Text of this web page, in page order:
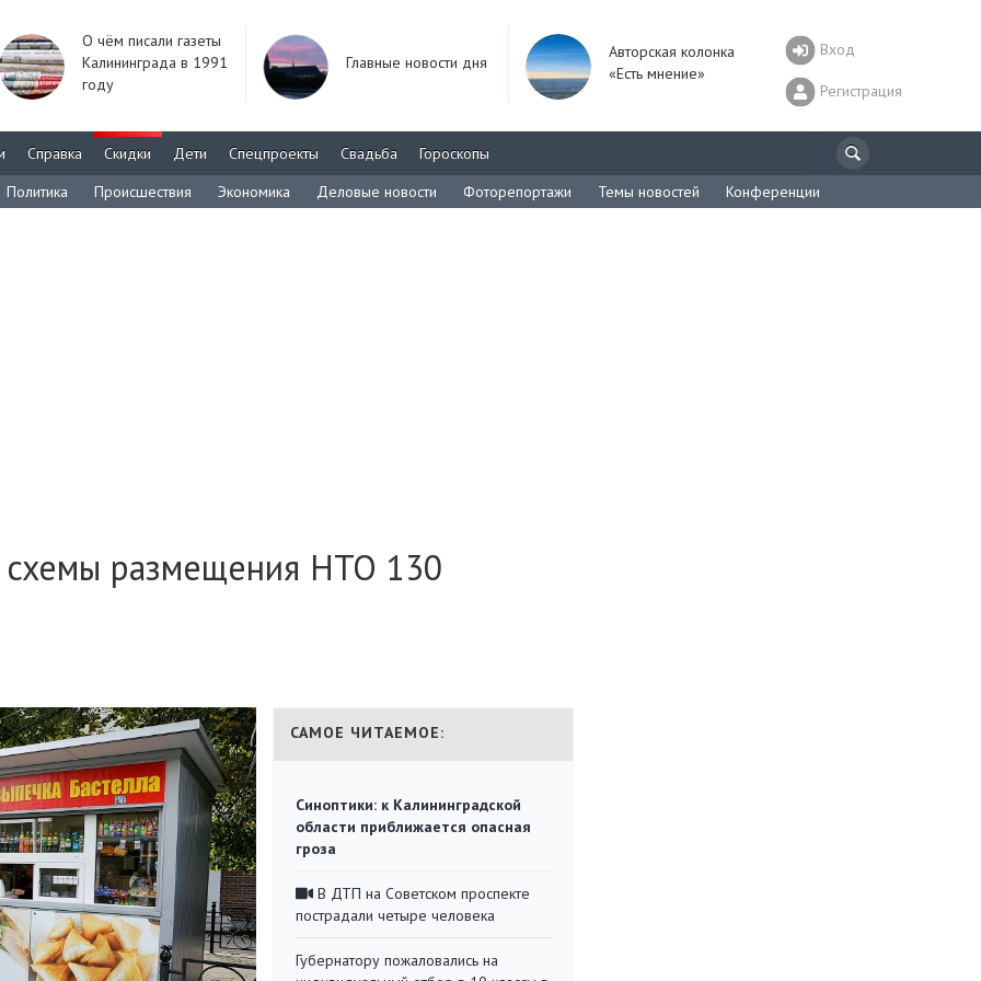
О чём писали газеты
Калининграда в 1991
году
Главные новости дня
Авторская колонка
«Есть мнение»
Вход
Регистрация
Справка Скидки Дети Спецпроекты Свадьба
Гороскопы
Политика
Происшествия Экономика Деловые новости Фоторепортажи Темы новостей Конференции
схемы размещения НТО 130
САМОЕ ЧИТАЕМОЕ:
Синоптики: к Калининградской
области приближается опасная
гроза
В ДТП на Советском проспекте
пострадали четыре человека
Губернатору пожаловались на